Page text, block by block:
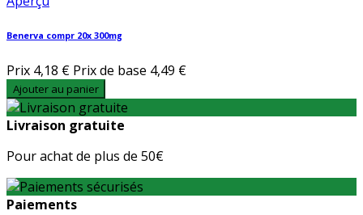
Benerva compr 20x 300mg
Prix 4,18 € Prix de base 4,49 €
Ajouter au panier
Livraison gratuite
Pour achat de plus de 50€
Paiements